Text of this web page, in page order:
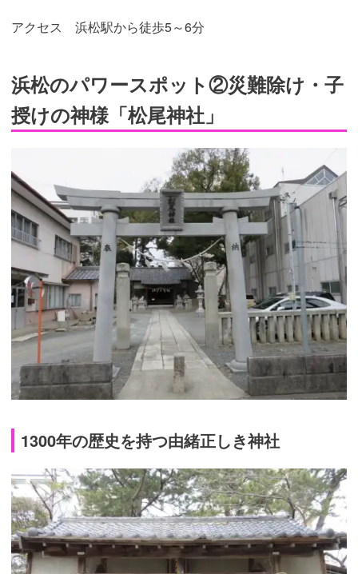
アクセス 浜松駅から徒歩5～6分
浜松のパワースポット②災難除け・子
授けの神様「松尾神社」
1300年の歴史を持つ由緒正しき神社